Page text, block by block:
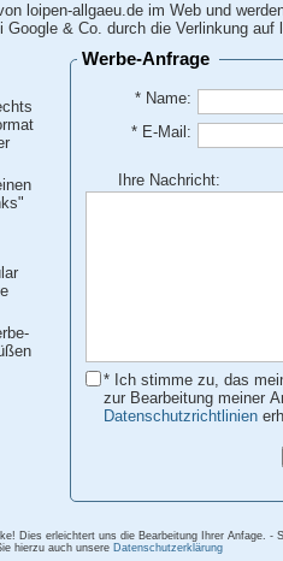
loipen-allgaeu.de im Web und
& Co. durch die Verlinkung auf
Werbe-Anfrage
* Name:
* E-Mail:
Ihre Nachricht:
* Ich stimme zu, das
Datenschutzrichtlinien
Dies erleichtert uns die Bearbeitung Ihrer Anfage. -
hierzu auch unsere Datenschutzerklärung